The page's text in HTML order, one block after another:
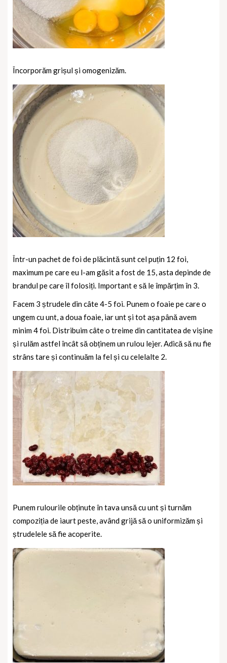
Încorporăm grișul și omogenizăm.
Într-un pachet de foi de plăcintă sunt cel puțin 12 foi,
maximum pe care eu l-am găsit a fost de 15, asta depinde de
brandul pe care îl folosiți. Important e să le împărțim în 3.
Facem 3 ștrudele din câte 4-5 foi. Punem o foaie pe care o
ungem cu unt, a doua foaie, iar unt și tot așa până avem
minim 4 foi. Distribuim câte o treime din cantitatea de vișine
și rulăm astfel încât să obținem un rulou lejer. Adică să nu fie
strâns tare și continuăm la fel și cu celelalte 2.
Punem rulourile obținute în tava unsă cu unt și turnăm
compoziția de iaurt peste, având grijă să o uniformizăm și
ștrudelele să fie acoperite.